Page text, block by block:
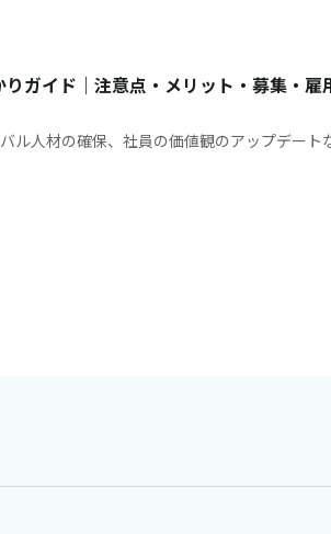
りガイド｜注意点・メリット・募集・雇
ル人材の確保、社員の価値観のアップデート